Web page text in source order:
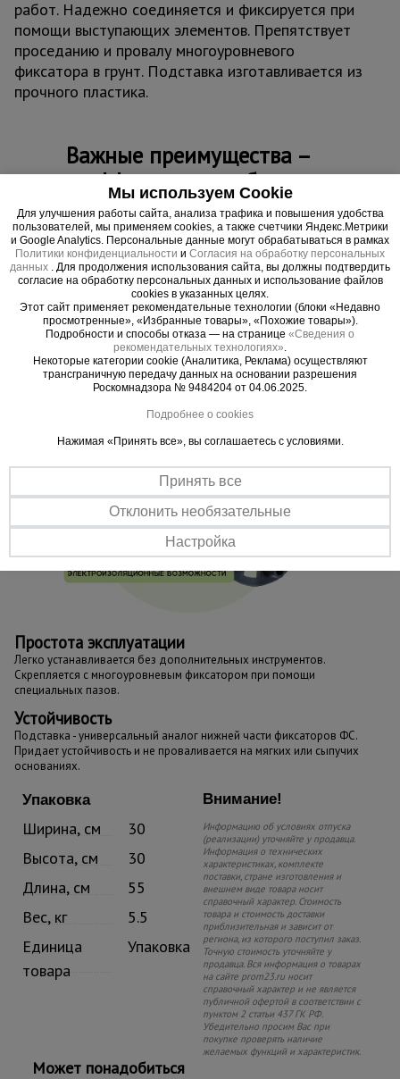
работ. Надежно соединяется и фиксируется при
помощи выступающих элементов. Препятствует
проседанию и провалу многоуровневого
фиксатора в грунт. Подставка изготавливается из
прочного пластика.
Важные преимущества –
эффективная работа
Необходимое дополнение
Дает возможность применять многоуровневый фиксатор на
сыпучих грунтах.
Работа в любую погоду
Материал изготовления и специальные присадки, входящие в
состав изделия, придают устойчивость к погодным изменениям и
агрессивным средам.
Простота эксплуатации
Легко устанавливается без дополнительных инструментов.
Скрепляется с многоуровневым фиксатором при помощи
специальных пазов.
Устойчивость
Подставка - универсальный аналог нижней части фиксаторов ФС.
Придает устойчивость и не проваливается на мягких или сыпучих
основаниях.
Упаковка
Ширина, см
30
Высота, см
30
Длина, см
55
Вес, кг
5.5
Единица
товара
Упаковка
Внимание!
Информацию об условиях отпуска
(реализации) уточняйте у продавца.
Информация о технических
характеристиках, комплекте
поставки, стране изготовления и
внешнем виде товара носит
справочный характер. Стоимость
товара и стоимость доставки
приблизительная и зависит от
региона, из которого поступил заказ.
Точную стоимость уточняйте у
продавца. Вся информация о товарах
на сайте prom23.ru носит
справочный характер и не является
публичной офертой в соответствии с
пунктом 2 статьи 437 ГК РФ.
Убедительно просим Вас при
покупке проверять наличие
желаемых функций и характеристик.
Может понадобиться
Мы используем Cookie
Для улучшения работы сайта, анализа трафика и повышения удобства
пользователей, мы применяем cookies, а также счетчики Яндекс.Метрики
и Google Analytics. Персональные данные могут обрабатываться в рамках
Политики конфиденциальности и Согласия на обработку персональных
данных
. Для продолжения использования сайта, вы должны подтвердить
согласие на обработку персональных данных и использование файлов
cookies в указанных целях.
Этот сайт применяет рекомендательные технологии (блоки «Недавно
просмотренные», «Избранные товары», «Похожие товары»).
Подробности и способы отказа — на странице «Сведения о
рекомендательных технологиях»
Некоторые категории cookie (Аналитика, Реклама) осуществляют
трансграничную передачу данных на основании разрешения
Роскомнадзора № 9484204 от 04.06.2025.
Подробнее о cookies
Нажимая «Принять все», вы соглашаетесь с условиями.
Принять все
Отклонить необязательные
Настройка